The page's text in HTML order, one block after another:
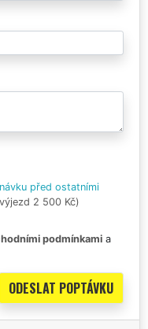
před ostatními
2 500 Kč)
podmínkami a